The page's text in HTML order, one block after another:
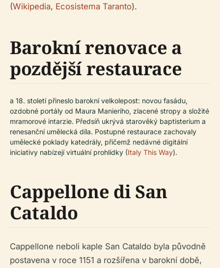
(Wikipedia, Ecosistema Taranto).
Barokní renovace a
pozdější restaurace
a 18. století přineslo barokní velkolepost: novou fasádu,
ozdobné portály od Maura Manieriho, zlacené stropy a složité
mramorové intarzie. Předsíň ukrývá starověký baptisterium a
renesanční umělecká díla. Postupné restaurace zachovaly
umělecké poklady katedrály, přičemž nedávné digitální
iniciativy nabízejí virtuální prohlídky (Italy This Way).
Cappellone di San
Cataldo
Cappellone neboli kaple San Cataldo byla původně
postavena v roce 1151 a rozšířena v barokní době,